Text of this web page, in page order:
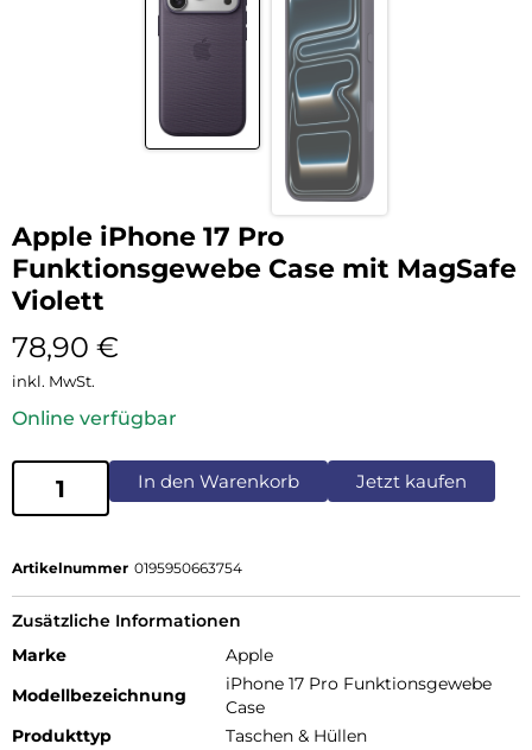
Apple iPhone 17 Pro
Funktionsgewebe Case mit MagSafe
Violett
78,90 €
inkl. MwSt.
Online verfügbar
In den Warenkorb Jetzt kaufen
Artikelnummer 0195950663754
Zusätzliche Informationen
Marke
Apple
Modellbezeichnung
iPhone 17 Pro Funktionsgewebe
Case
Produkttyp
Taschen & Hüllen